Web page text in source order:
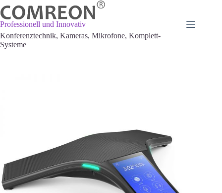
Zum
Inhalt
springen
Professionell und Innovativ
Konferenztechnik, Kameras, Mikrofone, Komplett-
Systeme